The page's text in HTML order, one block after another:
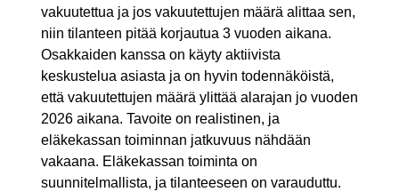
vakuutettua ja jos vakuutettujen määrä alittaa sen,
niin tilanteen pitää korjautua 3 vuoden aikana.
Osakkaiden kanssa on käyty aktiivista
keskustelua asiasta ja on hyvin todennäköistä,
että vakuutettujen määrä ylittää alarajan jo vuoden
2026 aikana. Tavoite on realistinen, ja
eläkekassan toiminnan jatkuvuus nähdään
vakaana. Eläkekassan toiminta on
suunnitelmallista, ja tilanteeseen on varauduttu.